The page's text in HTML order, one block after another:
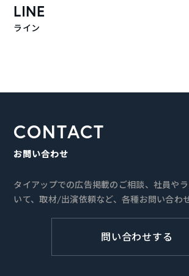
LINE
ライン
CONTACT
お問い合わせ
タイアップでの広告掲載のご相談、社員や
いて、取材/出演依頼など、各種お問い合わ
問い合わせする